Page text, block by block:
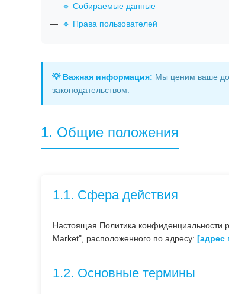
🔹 Собираемые данные
🔹 Права пользователей
💡 Важная информация: Мы ценим ваше
законодательством.
1. Общие положения
1.1. Сфера действия
Настоящая Политика конфиденциальности
Market", расположенного по адресу: [адрес
1.2. Основные термины